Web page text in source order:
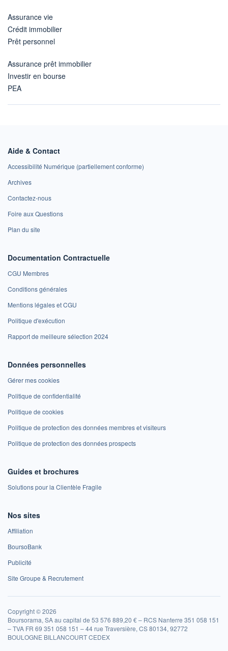
Assurance vie
Crédit immobilier
Prêt personnel
Assurance prêt immobilier
Investir en bourse
PEA
Aide & Contact
Accessibilité Numérique (partiellement conforme)
Archives
Contactez-nous
Foire aux Questions
Plan du site
Documentation Contractuelle
CGU Membres
Conditions générales
Mentions légales et CGU
Politique d'exécution
Rapport de meilleure sélection 2024
Données personnelles
Gérer mes cookies
Politique de confidentialité
Politique de cookies
Politique de protection des données membres et visiteurs
Politique de protection des données prospects
Guides et brochures
Solutions pour la Clientèle Fragile
Nos sites
Affiliation
BoursoBank
Publicité
Site Groupe & Recrutement
Copyright © 2026
Boursorama, SA au capital de 53 576 889,20 € – RCS Nanterre 351 058 151
– TVA FR 69 351 058 151 – 44 rue Traversière, CS 80134, 92772
BOULOGNE BILLANCOURT CEDEX